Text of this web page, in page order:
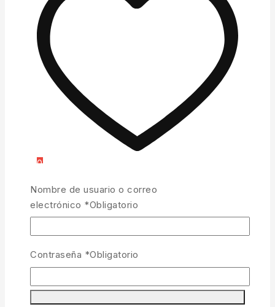
0
0
Nombre de usuario o correo
electrónico *Obligatorio
Contraseña *Obligatorio